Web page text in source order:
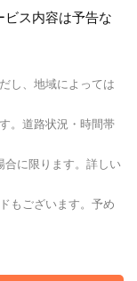
ス内容は予告な
し、地域によっては
。道路状況・時間帯
合に限ります。詳しい
もございます。予め